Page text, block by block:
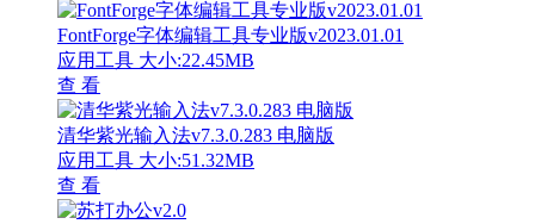
FontForge字体编辑工具专业版v2023.01.01
应用工具 大小:22.45MB
查 看
清华紫光输入法v7.3.0.283 电脑版
应用工具 大小:51.32MB
查 看